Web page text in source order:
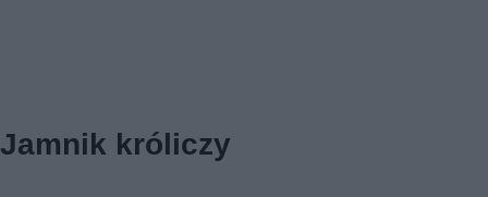
Jamnik króliczy